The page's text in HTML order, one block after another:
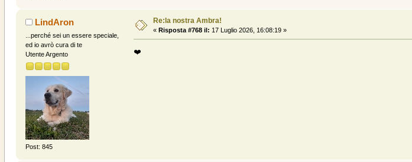
LindAron
...perché sei un essere speciale,
ed io avrò cura di te
Utente Argento
Post: 845
Re:la nostra Ambra!
« Risposta #768 il: 17 Luglio 2026, 16:08:19 »
❤️